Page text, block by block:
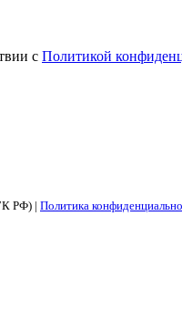
с Политикой
РФ) | Политика